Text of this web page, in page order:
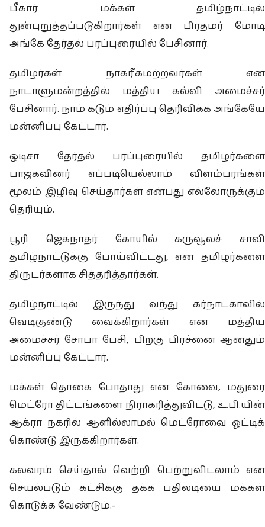
பீகார் மக்கள் தமிழ்நாட்டில்
துன்புறுத்தப்படுகிறார்கள் என பிரதமர் மோடி
அங்கே தேர்தல் பரப்புரையில் பேசினார்.
தமிழர்கள் நாகரீகமற்றவர்கள் என
நாடாளுமன்றத்தில் மத்திய கல்வி அமைச்சர்
பேசினார். நாம் கடும் எதிர்ப்பு தெரிவிக்க அங்கேயே
மன்னிப்பு கேட்டார்.
ஒடிசா தேர்தல் பரப்புரையில் தமிழர்களை
பாஜகவினர் எப்படியெல்லாம் விளம்பரங்கள்
மூலம் இழிவு செய்தார்கள் என்பது எல்லோருக்கும்
தெரியும்.
பூரி ஜெகநாதர் கோயில் கருவூலச் சாவி
தமிழ்நாட்டுக்கு போய்விட்டது, என தமிழர்களை
திருடர்களாக சித்தரித்தார்கள்.
தமிழ்நாட்டில் இருந்து வந்து கர்நாடகாவில்
வெடிகுண்டு வைக்கிறார்கள் என மத்திய
அமைச்சர் சோபா பேசி, பிறகு பிரச்னை ஆனதும்
மன்னிப்பு கேட்டார்.
மக்கள் தொகை போதாது என கோவை, மதுரை
மெட்ரோ திட்டங்களை நிராகரித்துவிட்டு, உ.பி.யின்
ஆக்ரா நகரில் ஆளில்லாமல் மெட்ரோவை ஓட்டிக்
கொண்டு இருக்கிறார்கள்.
கலவரம் செய்தால் வெற்றி பெற்றுவிடலாம் என
செயல்படும் கட்சிக்கு தக்க பதிலடியை மக்கள்
கொடுக்க வேண்டும்.-